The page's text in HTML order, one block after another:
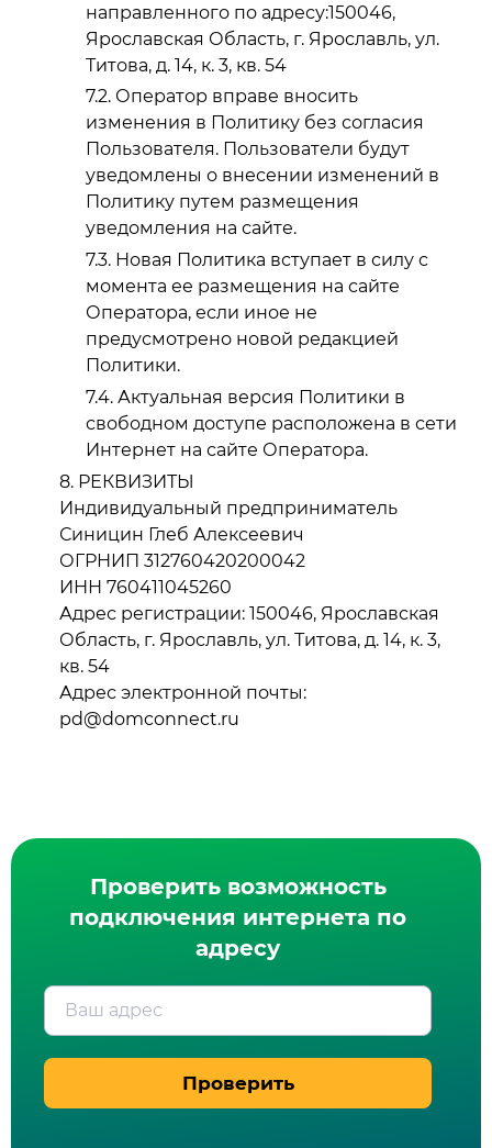
направленного по адресу:150046,
Ярославская Область, г. Ярославль, ул.
Титова, д. 14, к. 3, кв. 54
Оператор вправе вносить
изменения в Политику без согласия
Пользователя. Пользователи будут
уведомлены о внесении изменений в
Политику путем размещения
уведомления на сайте.
Новая Политика вступает в силу с
момента ее размещения на сайте
Оператора, если иное не
предусмотрено новой редакцией
Политики.
Актуальная версия Политики в
свободном доступе расположена в сети
Интернет на сайте Оператора.
РЕКВИЗИТЫ
Индивидуальный предприниматель
Синицин Глеб Алексеевич
ОГРНИП 312760420200042
ИНН 760411045260
Адрес регистрации: 150046, Ярославская
Область, г. Ярославль, ул. Титова, д. 14, к. 3,
кв. 54
Адрес электронной почты:
pd@domconnect.ru
Проверить возможность
подключения интернета по
адресу
Ваш адрес
Проверить